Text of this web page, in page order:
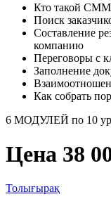
Кто такой
Поиск
Составление
компанию
Переговоры с
Заполнение
Как собрать
6 МОДУЛЕЙ по 10
Цена 38
Толығырақ